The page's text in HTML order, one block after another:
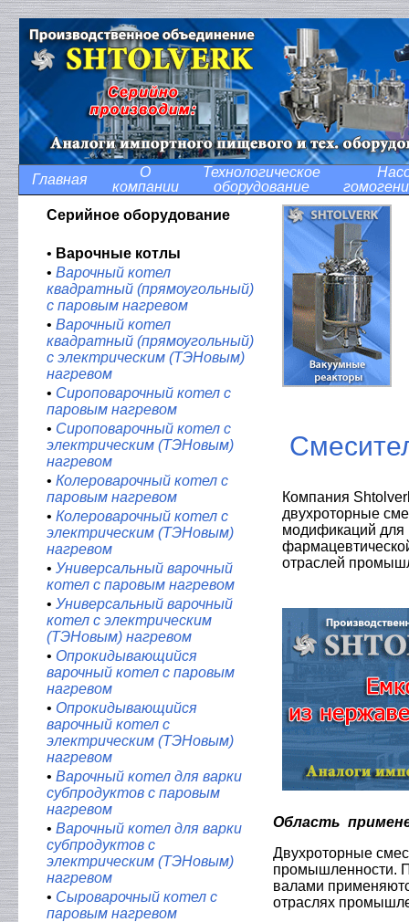
Главная
О
компании
Технологическое
оборудование
Серийное оборудование
• Варочные котлы
• Варочный котел
квадратный (прямоугольный)
с паровым нагревом
• Варочный котел
квадратный (прямоугольный)
с электрическим (ТЭНовым)
нагревом
• Сироповарочный котел с
паровым нагревом
• Сироповарочный котел с
электрическим (ТЭНовым)
нагревом
• Колероварочный котел с
паровым нагревом
• Колероварочный котел с
электрическим (ТЭНовым)
нагревом
• Универсальный варочный
котел с паровым нагревом
• Универсальный варочный
котел с электрическим
(ТЭНовым) нагревом
• Опрокидывающийся
варочный котел с паровым
нагревом
• Опрокидывающийся
варочный котел с
электрическим (ТЭНовым)
нагревом
• Варочный котел для варки
субпродуктов с паровым
нагревом
• Варочный котел для варки
субпродуктов с
электрическим (ТЭНовым)
нагревом
• Сыроварочный котел с
паровым нагревом
Компания
двухроторные
модификаций для
отраслей
Область
Двухроторные
промышленности.
валами
отраслях